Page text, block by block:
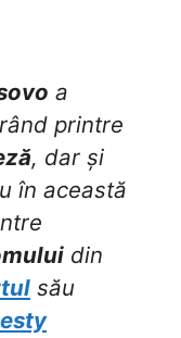
a
printre
, dar și
în această
din
său